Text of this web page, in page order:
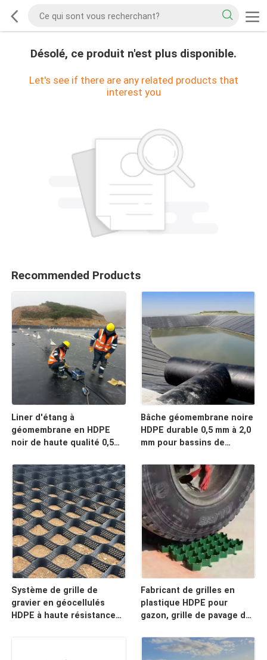
Désolé, ce produit n'est plus disponible.
Let's see if there are any related products that
interest you
Recommended Products
Liner d'étang à
géomembrane en HDPE
noir de haute qualité 0,5
de poissons, les étangs
d'aquaculture, les
réservoirs de stockage
d'eau et l'étanchéité des
barrages
Bâche géomembrane noire
HDPE durable 0,5 mm à 2,0
mm pour bassins de
étangs d'aquaculture,
réservoirs de stockage
d'eau et applications
d'étanchéité de barrage
Système de grille de
gravier en géocellulés
HDPE à haute résistance
Fabricant de grilles en
plastique HDPE pour
gazon, grille de pavage de
allées, aires de
stationnement et